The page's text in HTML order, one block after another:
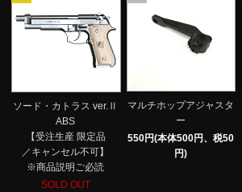
ソード・カトラス ver.Ⅱ
ABS
【受注生産 限定品
／キャンセル不可】
※商品説明ご必読
SOLD OUT
マルチホップアジャスタ
ー
550円(本体500円、税50
円)